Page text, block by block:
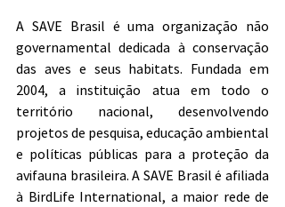
A SAVE Brasil é uma organização não
governamental dedicada à conservação
das aves e seus habitats. Fundada em
2004, a instituição atua em todo o
território nacional, desenvolvendo
projetos de pesquisa, educação ambiental
e políticas públicas para a proteção da
avifauna brasileira. A SAVE Brasil é afiliada
à BirdLife International, a maior rede de